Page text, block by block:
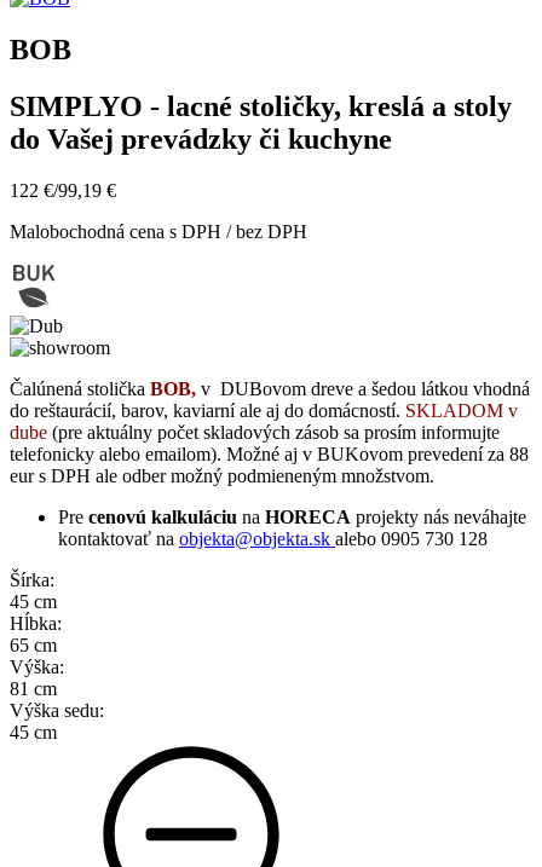
BOB
SIMPLYO - lacné stoličky, kreslá a stoly
do Vašej prevádzky či kuchyne
122 €/99,19 €
Malobochodná cena s DPH / bez DPH
Čalúnená stolička BOB, v DUBovom dreve a šedou látkou vhodná
do reštaurácií, barov, kaviarní ale aj do domácností. SKLADOM v
dube (pre aktuálny počet skladových zásob sa prosím informujte
telefonicky alebo emailom). Možné aj v BUKovom prevedení za 88
eur s DPH ale odber možný podmieneným množstvom.
Pre cenovú kalkuláciu na HORECA projekty nás neváhajte
kontaktovať na objekta@objekta.sk alebo 0905 730 128
Šírka:
45 cm
Hĺbka:
65 cm
Výška:
81 cm
Výška sedu:
45 cm